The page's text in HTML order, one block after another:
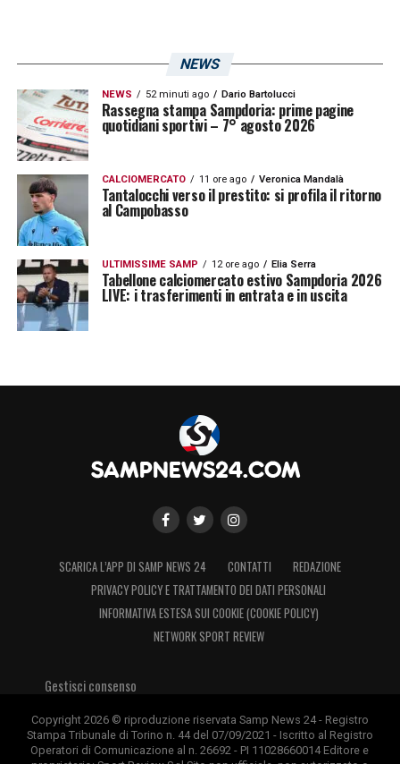
NEWS
NEWS 52 minuti ago Dario Bartolucci
Rassegna stampa Sampdoria: prime pagine
quotidiani sportivi – 7° agosto 2026
CALCIOMERCATO 11 ore ago Veronica Mandalà
Tantalocchi verso il prestito: si profila il ritorno
al Campobasso
ULTIMISSIME SAMP 12 ore ago Elia Serra
Tabellone calciomercato estivo Sampdoria 2026
LIVE: i trasferimenti in entrata e in uscita
SCARICA L’APP DI SAMP NEWS 24 CONTATTI
REDAZIONE
PRIVACY POLICY E TRATTAMENTO DEI DATI PERSONALI
INFORMATIVA ESTESA SUI COOKIE (COOKIE POLICY)
NETWORK SPORT REVIEW
Gestisci consenso
Copyright 2026 © riproduzione riservata Samp News 24 - Registro
Stampa Tribunale di Torino n. 44 del 07/09/2021 - Iscritto al Registro
Operatori di Comunicazione al n. 26692 - PI 11028660014 Editore e